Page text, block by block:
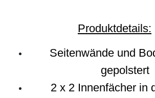
Produktdetails:
Seitenwände und
gepolstert
2 x 2 Innenfächer in